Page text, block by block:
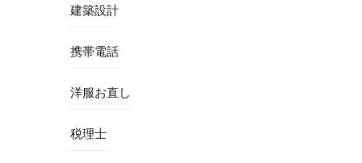
建築設計
携帯電話
洋服お直し
税理士